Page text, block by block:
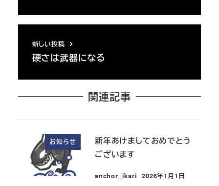
新しい投稿
硬さは武器になる
関連記事
お知らせ
新年あけましておめでとう
ございます
anchor_ikari
投稿日
2026年1月1日